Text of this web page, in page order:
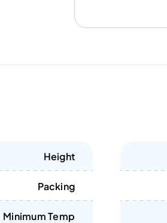
Height
Packing
Minimum Temp